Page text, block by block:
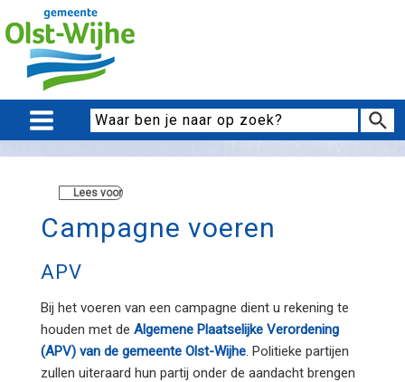
Lees voor
Campagne voeren
APV
Bij het voeren van een campagne dient u rekening te
houden met de Algemene Plaatselijke Verordening
(APV) van de gemeente Olst-Wijhe. Politieke partijen
zullen uiteraard hun partij onder de aandacht brengen